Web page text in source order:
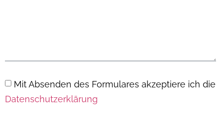
Mit Absenden des Formulares akzeptiere ich die
Datenschutzerklärung